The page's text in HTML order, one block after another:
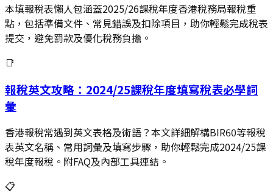
本填報稅表懶人包涵蓋2025/26課稅年度香港稅務局報稅重
點，包括準備文件、常見錯誤及扣除項目，助你輕鬆完成稅表
提交，避免罰款及優化稅務負擔。
📑
報稅英文攻略：2024/25課稅年度填寫稅表必學詞
彙
香港報稅常遇到英文表格及術語？本文詳細解構BIR60等報稅
表英文名稱、常用詞彙及填寫步驟，助你輕鬆完成2024/25課
稅年度報稅。附FAQ及內部工具連結。
📋